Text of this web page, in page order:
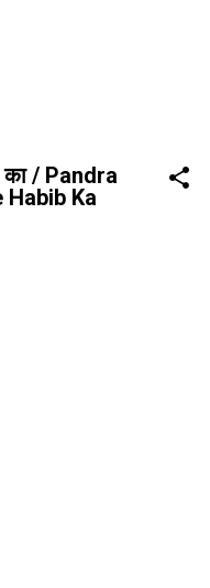
का / Pandra
Habib Ka